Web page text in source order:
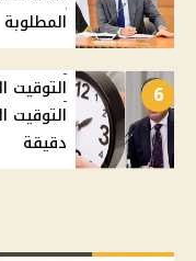
المطلوبة
6
دقيقة